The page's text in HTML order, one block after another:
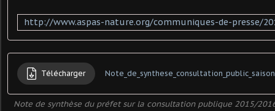
Télécharger
Note de synthèse du préfet sur la consultation publique 2015/